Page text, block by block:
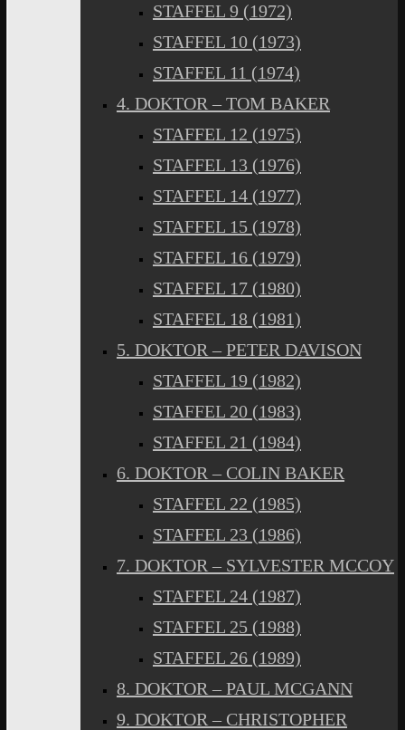
STAFFEL 9 (1972)
STAFFEL 10 (1973)
STAFFEL 11 (1974)
4. DOKTOR – TOM BAKER
STAFFEL 12 (1975)
STAFFEL 13 (1976)
STAFFEL 14 (1977)
STAFFEL 15 (1978)
STAFFEL 16 (1979)
STAFFEL 17 (1980)
STAFFEL 18 (1981)
5. DOKTOR – PETER DAVISON
STAFFEL 19 (1982)
STAFFEL 20 (1983)
STAFFEL 21 (1984)
6. DOKTOR – COLIN BAKER
STAFFEL 22 (1985)
STAFFEL 23 (1986)
7. DOKTOR – SYLVESTER MCCOY
STAFFEL 24 (1987)
STAFFEL 25 (1988)
STAFFEL 26 (1989)
8. DOKTOR – PAUL MCGANN
9. DOKTOR – CHRISTOPHER